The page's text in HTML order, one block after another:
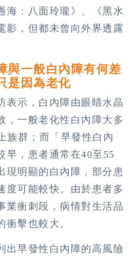
海：八面玲瓏》、《黑水
影，但都未曾向外界透露
與一般白內障有何差
是因為老化
表示，白內障由眼睛水晶
，一般老化性白內障大多
族群；而「早發性白內
早，患者通常在40至55
現明顯的白內障，部分患
度可能較快。由於患者多
業衝刺段，病情對生活品
衝擊也較大。
出早發性白內障的高風險